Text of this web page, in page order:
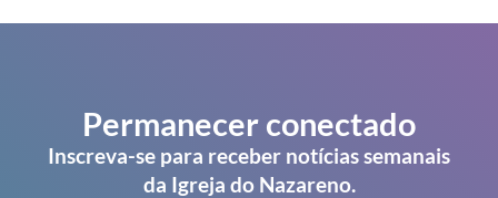
Permanecer conectado
Inscreva-se para receber notícias semanais
da Igreja do Nazareno.